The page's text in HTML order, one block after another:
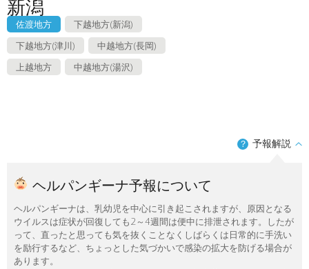
新潟
佐渡地方 下越地方(新潟)
下越地方(津川) 中越地方(長岡)
上越地方 中越地方(湯沢)
？ 予報解説
ヘルパンギーナ予報について
ヘルパンギーナは、乳幼児を中心に引き起こされますが、原因となる
ウイルスは症状が回復しても2～4週間は便中に排泄されます。したが
って、直ったと思っても気を抜くことなくしばらくは日常的に手洗い
を励行するなど、ちょっとした気づかいで感染の拡大を防げる場合が
あります。